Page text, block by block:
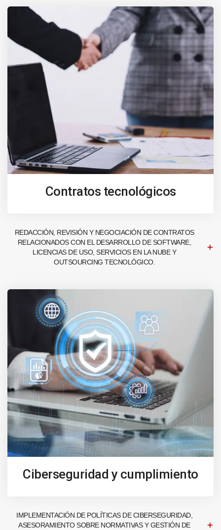
Contratos tecnológicos
REDACCIÓN, REVISIÓN Y NEGOCIACIÓN DE CONTRATOS
RELACIONADOS CON EL DESARROLLO DE SOFTWARE,
LICENCIAS DE USO, SERVICIOS EN LA NUBE Y
OUTSOURCING TECNOLÓGICO.
Ciberseguridad y cumplimiento
IMPLEMENTACIÓN DE POLÍTICAS DE CIBERSEGURIDAD,
ASESORAMIENTO SOBRE NORMATIVAS Y GESTIÓN DE